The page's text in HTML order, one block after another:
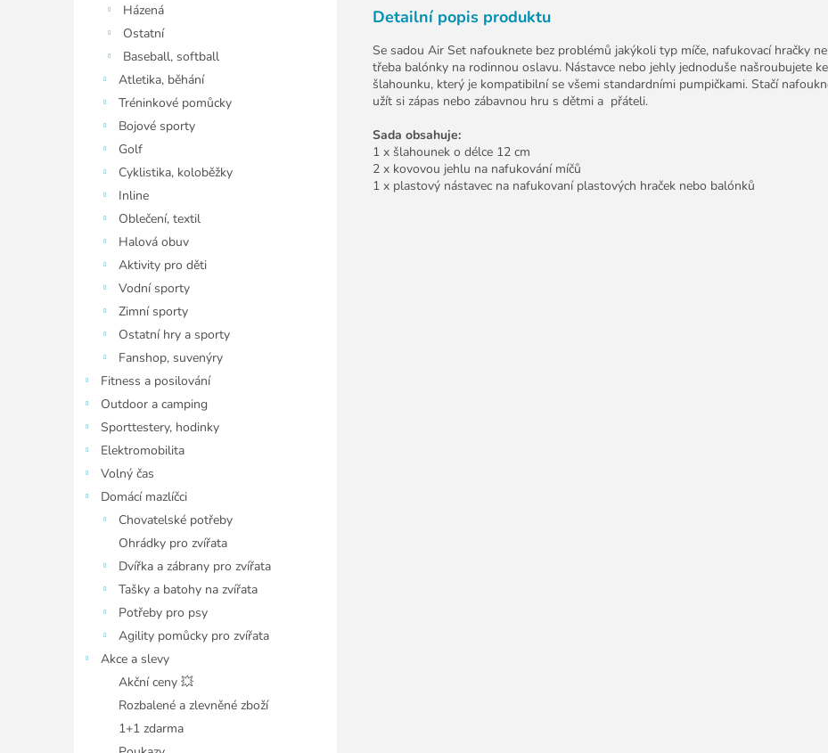
Házená
Ostatní
Baseball, softball
Atletika, běhání
Tréninkové pomůcky
Bojové sporty
Golf
Cyklistika, koloběžky
Inline
Oblečení, textil
Halová obuv
Aktivity pro děti
Vodní sporty
Zimní sporty
Ostatní hry a sporty
Fanshop, suvenýry
Fitness a posilování
Outdoor a camping
Sporttestery, hodinky
Elektromobilita
Volný čas
Domácí mazlíčci
Chovatelské potřeby
Ohrádky pro zvířata
Dvířka a zábrany pro zvířata
Tašky a batohy na zvířata
Potřeby pro psy
Agility pomůcky pro zvířata
Akce a slevy
Akční ceny 💥
Rozbalené a zlevněné zboží
1+1 zdarma
Detailní popis produktu
Se sadou Air Set nafouknete bez problémů jakýkoli typ míče, nafukovací hračky
třeba balónky na rodinnou oslavu. Nástavce nebo jehly jednoduše našroubujete ke
šlahounku, který je kompatibilní se všemi standardními pumpičkami. Stačí
užít si zápas nebo zábavnou hru s dětmi a přáteli.
Sada obsahuje:
1 x šlahounek o délce 12 cm
2 x kovovou jehlu na nafukování míčů
1 x plastový nástavec na nafukovaní plastových hraček nebo balónků